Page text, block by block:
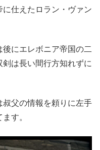
仕えたロラン・ヴァン
にエレボニア帝国の二
は長い間行方知れずに
父の情報を頼りに左手
す。